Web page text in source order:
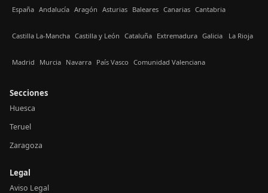
España Andalucía Aragón Asturias Baleares Canarias Cantabria
Castilla La-Mancha Castilla y León Cataluña Extremadura Galicia La Rioja
Madrid Murcia Navarra País Vasco Comunidad Valenciana
Secciones
Huesca
Teruel
Zaragoza
Legal
Aviso Legal